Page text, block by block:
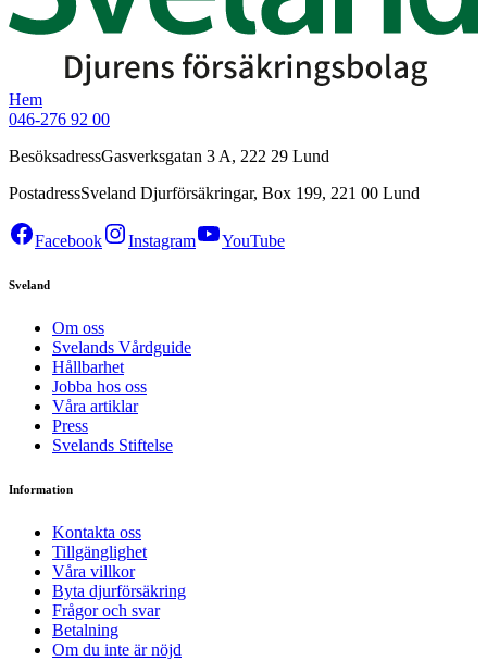
Hem
046-276 92 00
BesöksadressGasverksgatan 3 A, 222 29 Lund
PostadressSveland Djurförsäkringar, Box 199, 221 00 Lund
Facebook Instagram YouTube
Sveland
Om oss
Svelands Vårdguide
Hållbarhet
Jobba hos oss
Våra artiklar
Press
Svelands Stiftelse
Information
Kontakta oss
Tillgänglighet
Våra villkor
Byta djurförsäkring
Frågor och svar
Betalning
Om du inte är nöjd